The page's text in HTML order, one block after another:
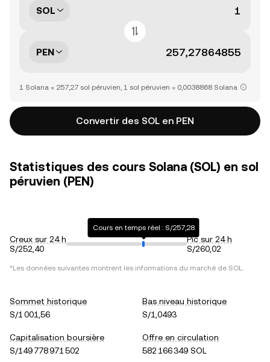
SOL
PEN
1 Solana = 257,27 sol péruvien, 1 sol péruvien = 0,0038868 Solana
Convertir des SOL en PEN
Statistiques des cours Solana (SOL) en sol
péruvien (PEN)
Creux sur 24 h
S/252,40
Cours en temps réel : S/257,28
Pic sur 24 h
S/260,02
*Les données suivantes montrent les informations du marché de SOL.
Sommet historique
S/1 001,56
Bas niveau historique
S/1,0493
Capitalisation boursière
S/149 778 971 502
Offre en circulation
582 166 349 SOL